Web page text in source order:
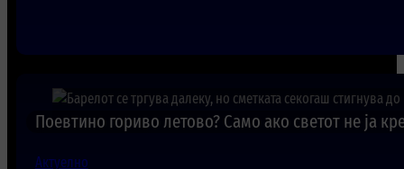
Поевтино гориво летово? Само ако светот не ја
Актуелно